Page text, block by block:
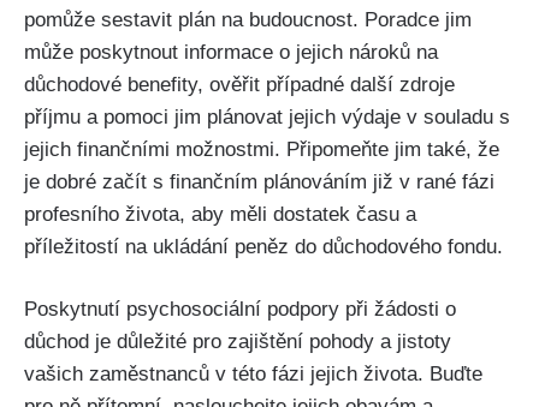
pomůže sestavit plán na budoucnost. Poradce jim
může poskytnout informace o jejich nároků na
důchodové benefity, ověřit případné další zdroje
příjmu a pomoci jim plánovat jejich výdaje v souladu s
jejich finančními možnostmi. Připomeňte jim také, že
je dobré začít s finančním plánováním již v rané fázi
profesního života, aby měli dostatek času a
příležitostí na ukládání peněz do důchodového fondu.
Poskytnutí psychosociální podpory při žádosti o
důchod je důležité pro zajištění pohody a jistoty
vašich zaměstnanců v této fázi jejich života. Buďte